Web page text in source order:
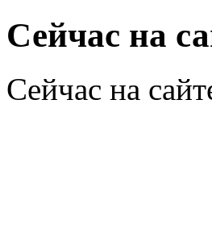
Сейчас на
Сейчас на